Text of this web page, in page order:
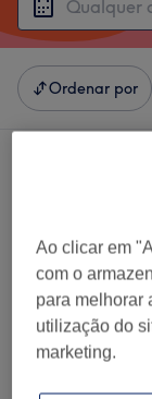
Ordenar por
Ao clicar em
com o
para melhorar
utilização do
marketing.